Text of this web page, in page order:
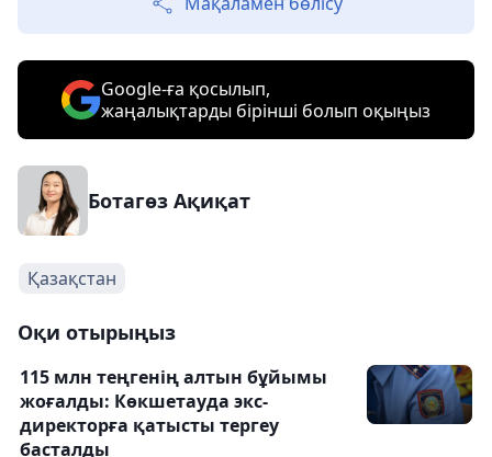
Google-ға қосылып,
жаңалықтарды бірінші болып оқыңыз
Ботагөз Ақиқат
Қазақстан
Оқи отырыңыз
115 млн теңгенің алтын бұйымы
жоғалды: Көкшетауда экс-
директорға қатысты тергеу
басталды